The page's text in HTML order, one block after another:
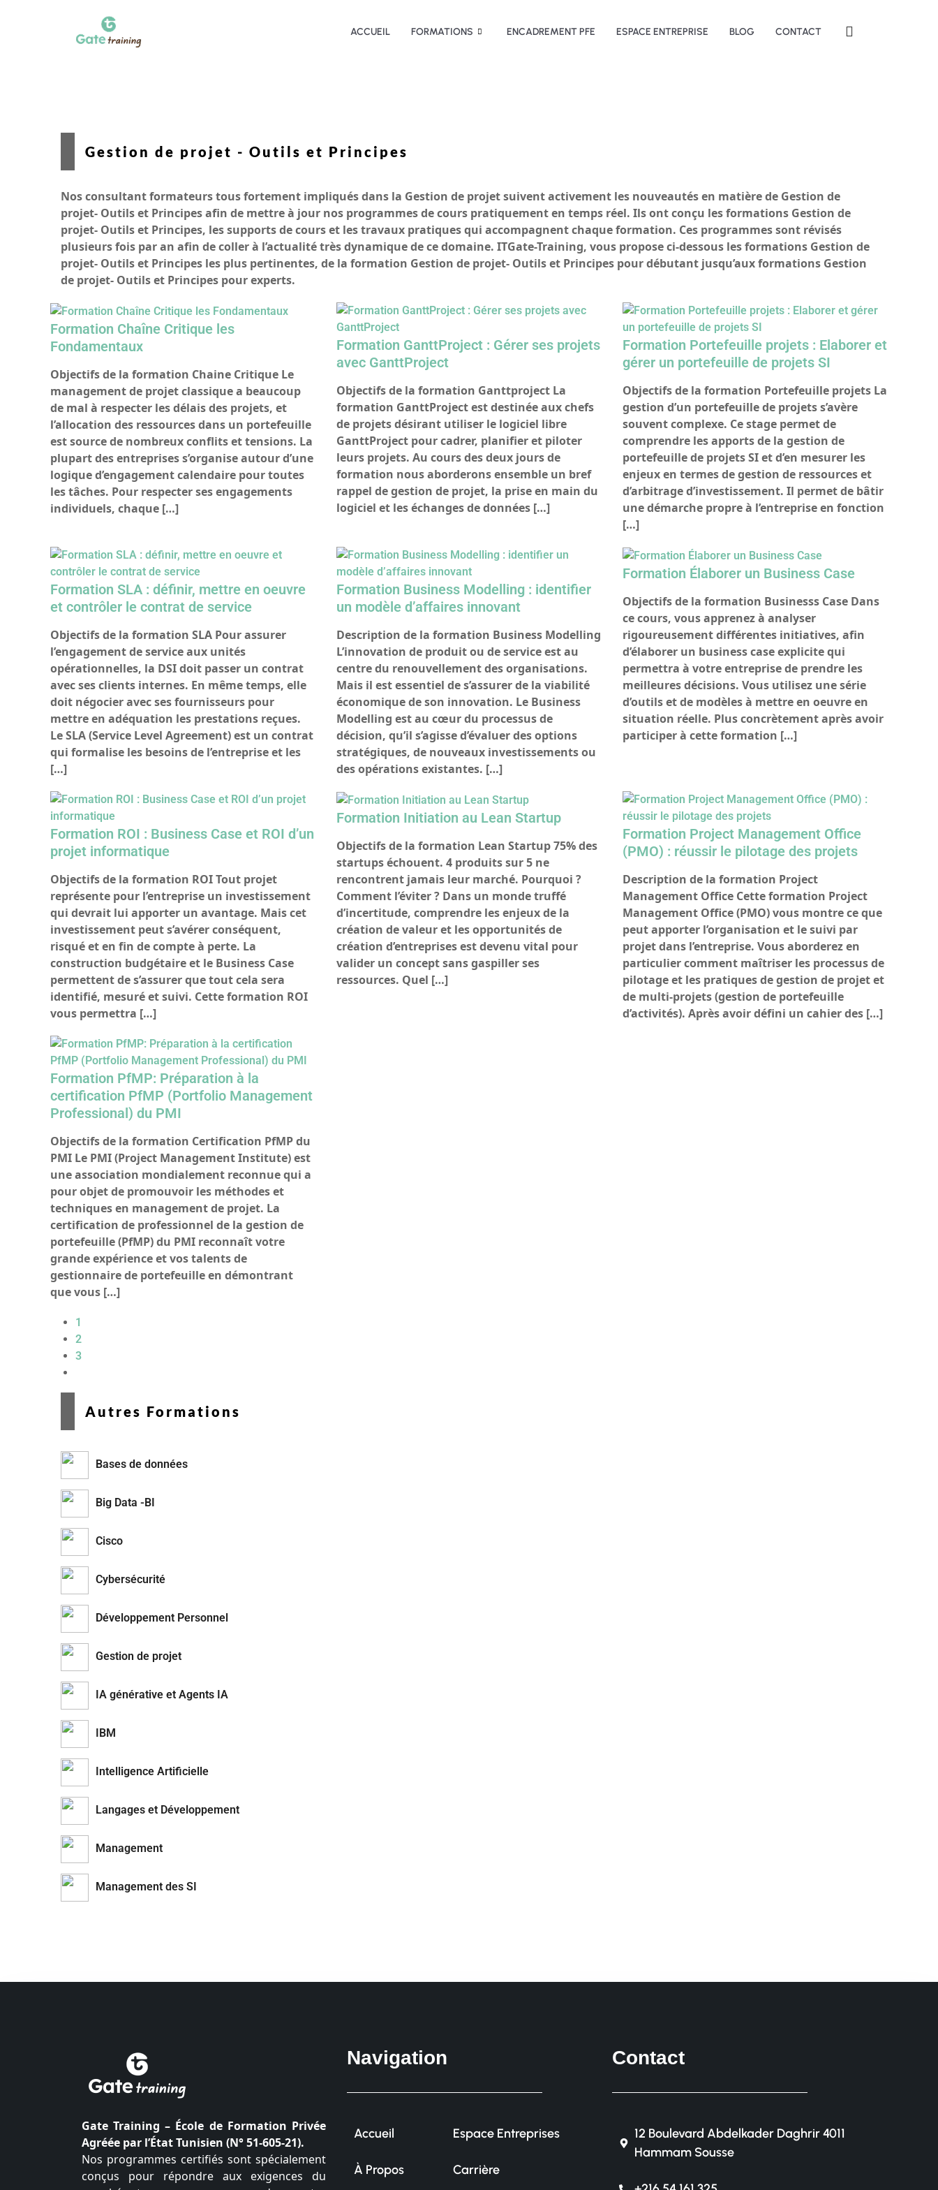
ACCUEIL FORMATIONS ENCADREMENT PFE ESPACE ENTREPRISE BLOG CONTACT
Gestion de projet - Outils et Principes
Nos consultant formateurs tous fortement impliqués dans la Gestion de projet suivent activement les nouveautés en matière de Gestion de
projet- Outils et Principes afin de mettre à jour nos programmes de cours pratiquement en temps réel. Ils ont conçu les formations Gestion de
projet- Outils et Principes, les supports de cours et les travaux pratiques qui accompagnent chaque formation. Ces programmes sont révisés
plusieurs fois par an afin de coller à l’actualité très dynamique de ce domaine. ITGate-Training, vous propose ci-dessous les formations Gestion de
projet- Outils et Principes les plus pertinentes, de la formation Gestion de projet- Outils et Principes pour débutant jusqu’aux formations Gestion
de projet- Outils et Principes pour experts.
Formation Chaîne Critique les
Fondamentaux
Objectifs de la formation Chaine Critique Le
management de projet classique a beaucoup
de mal à respecter les délais des projets, et
l’allocation des ressources dans un portefeuille
est source de nombreux conflits et tensions. La
plupart des entreprises s’organise autour d’une
logique d’engagement calendaire pour toutes
les tâches. Pour respecter ses engagements
individuels, chaque […]
Formation GanttProject : Gérer ses projets
avec GanttProject
Objectifs de la formation Ganttproject La
formation GanttProject est destinée aux chefs
de projets désirant utiliser le logiciel libre
GanttProject pour cadrer, planifier et piloter
leurs projets. Au cours des deux jours de
formation nous aborderons ensemble un bref
rappel de gestion de projet, la prise en main du
logiciel et les échanges de données […]
Formation Portefeuille projets : Elaborer et
gérer un portefeuille de projets SI
Objectifs de la formation Portefeuille projets La
gestion d’un portefeuille de projets s’avère
souvent complexe. Ce stage permet de
comprendre les apports de la gestion de
portefeuille de projets SI et d’en mesurer les
enjeux en termes de gestion de ressources et
d’arbitrage d’investissement. Il permet de bâtir
une démarche propre à l’entreprise en fonction
[…]
Formation SLA : définir, mettre en oeuvre
et contrôler le contrat de service
Objectifs de la formation SLA Pour assurer
l’engagement de service aux unités
opérationnelles, la DSI doit passer un contrat
avec ses clients internes. En même temps, elle
doit négocier avec ses fournisseurs pour
mettre en adéquation les prestations reçues.
Le SLA (Service Level Agreement) est un contrat
qui formalise les besoins de l’entreprise et les
[…]
Formation Business Modelling : identifier
un modèle d’affaires innovant
Description de la formation Business Modelling
L’innovation de produit ou de service est au
centre du renouvellement des organisations.
Mais il est essentiel de s’assurer de la viabilité
économique de son innovation. Le Business
Modelling est au cœur du processus de
décision, qu’il s’agisse d’évaluer des options
stratégiques, de nouveaux investissements ou
des opérations existantes. […]
Formation Élaborer un Business Case
Objectifs de la formation Businesss Case Dans
ce cours, vous apprenez à analyser
rigoureusement différentes initiatives, afin
d’élaborer un business case explicite qui
permettra à votre entreprise de prendre les
meilleures décisions. Vous utilisez une série
d’outils et de modèles à mettre en oeuvre en
situation réelle. Plus concrètement après avoir
participer à cette formation […]
Formation ROI : Business Case et ROI d’un
projet informatique
Objectifs de la formation ROI Tout projet
représente pour l’entreprise un investissement
qui devrait lui apporter un avantage. Mais cet
investissement peut s’avérer conséquent,
risqué et en fin de compte à perte. La
construction budgétaire et le Business Case
permettent de s’assurer que tout cela sera
identifié, mesuré et suivi. Cette formation ROI
vous permettra […]
Formation Initiation au Lean Startup
Objectifs de la formation Lean Startup 75% des
startups échouent. 4 produits sur 5 ne
rencontrent jamais leur marché. Pourquoi ?
Comment l’éviter ? Dans un monde truffé
d’incertitude, comprendre les enjeux de la
création de valeur et les opportunités de
création d’entreprises est devenu vital pour
valider un concept sans gaspiller ses
ressources. Quel […]
Formation Project Management Office
(PMO) : réussir le pilotage des projets
Description de la formation Project
Management Office Cette formation Project
Management Office (PMO) vous montre ce que
peut apporter l’organisation et le suivi par
projet dans l’entreprise. Vous aborderez en
particulier comment maîtriser les processus de
pilotage et les pratiques de gestion de projet et
de multi-projets (gestion de portefeuille
d’activités). Après avoir défini un cahier des […]
Formation PfMP: Préparation à la
certification PfMP (Portfolio Management
Professional) du PMI
Objectifs de la formation Certification PfMP du
PMI Le PMI (Project Management Institute) est
une association mondialement reconnue qui a
pour objet de promouvoir les méthodes et
techniques en management de projet. La
certification de professionnel de la gestion de
portefeuille (PfMP) du PMI reconnaît votre
grande expérience et vos talents de
gestionnaire de portefeuille en démontrant
que vous […]
1
2
3
Autres Formations
Bases de données
Big Data -BI
Cisco
Cybersécurité
Développement Personnel
Gestion de projet
IA générative et Agents IA
IBM
Intelligence Artificielle
Langages et Développement
Management
Management des SI
Gate Training – École de Formation Privée
Agréée par l’État Tunisien (N° 51-605-21).
Nos programmes certifiés sont spécialement
conçus pour répondre aux exigences du
Navigation
Accueil
À Propos
Espace Entreprises
Carrière
Contact
12 Boulevard Abdelkader Daghrir 4011
Hammam Sousse